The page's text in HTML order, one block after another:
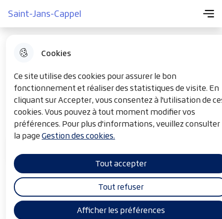
Cookies
Ce site utilise des cookies pour assurer le bon
fonctionnement et réaliser des statistiques de visite. En
cliquant sur Accepter, vous consentez à l'utilisation de
cookies. Vous pouvez à tout moment modifier vos
préférences. Pour plus d'informations, veuillez consulter
la pageGestion des cookies.
Afficher les préférences
Tout accepter
Tout refuser
Aller
au
menu
Aller à la
recherche principal
Consulter
le plan du
site
Saint-Jans-Cappel
Saint-Jans-Cappel Menu
Le Conseil des Sages
F
d
A
Accueil MON VILLAGE
Sommaire
Rôle
Les retraités ont des compétences, de l’expérience et du